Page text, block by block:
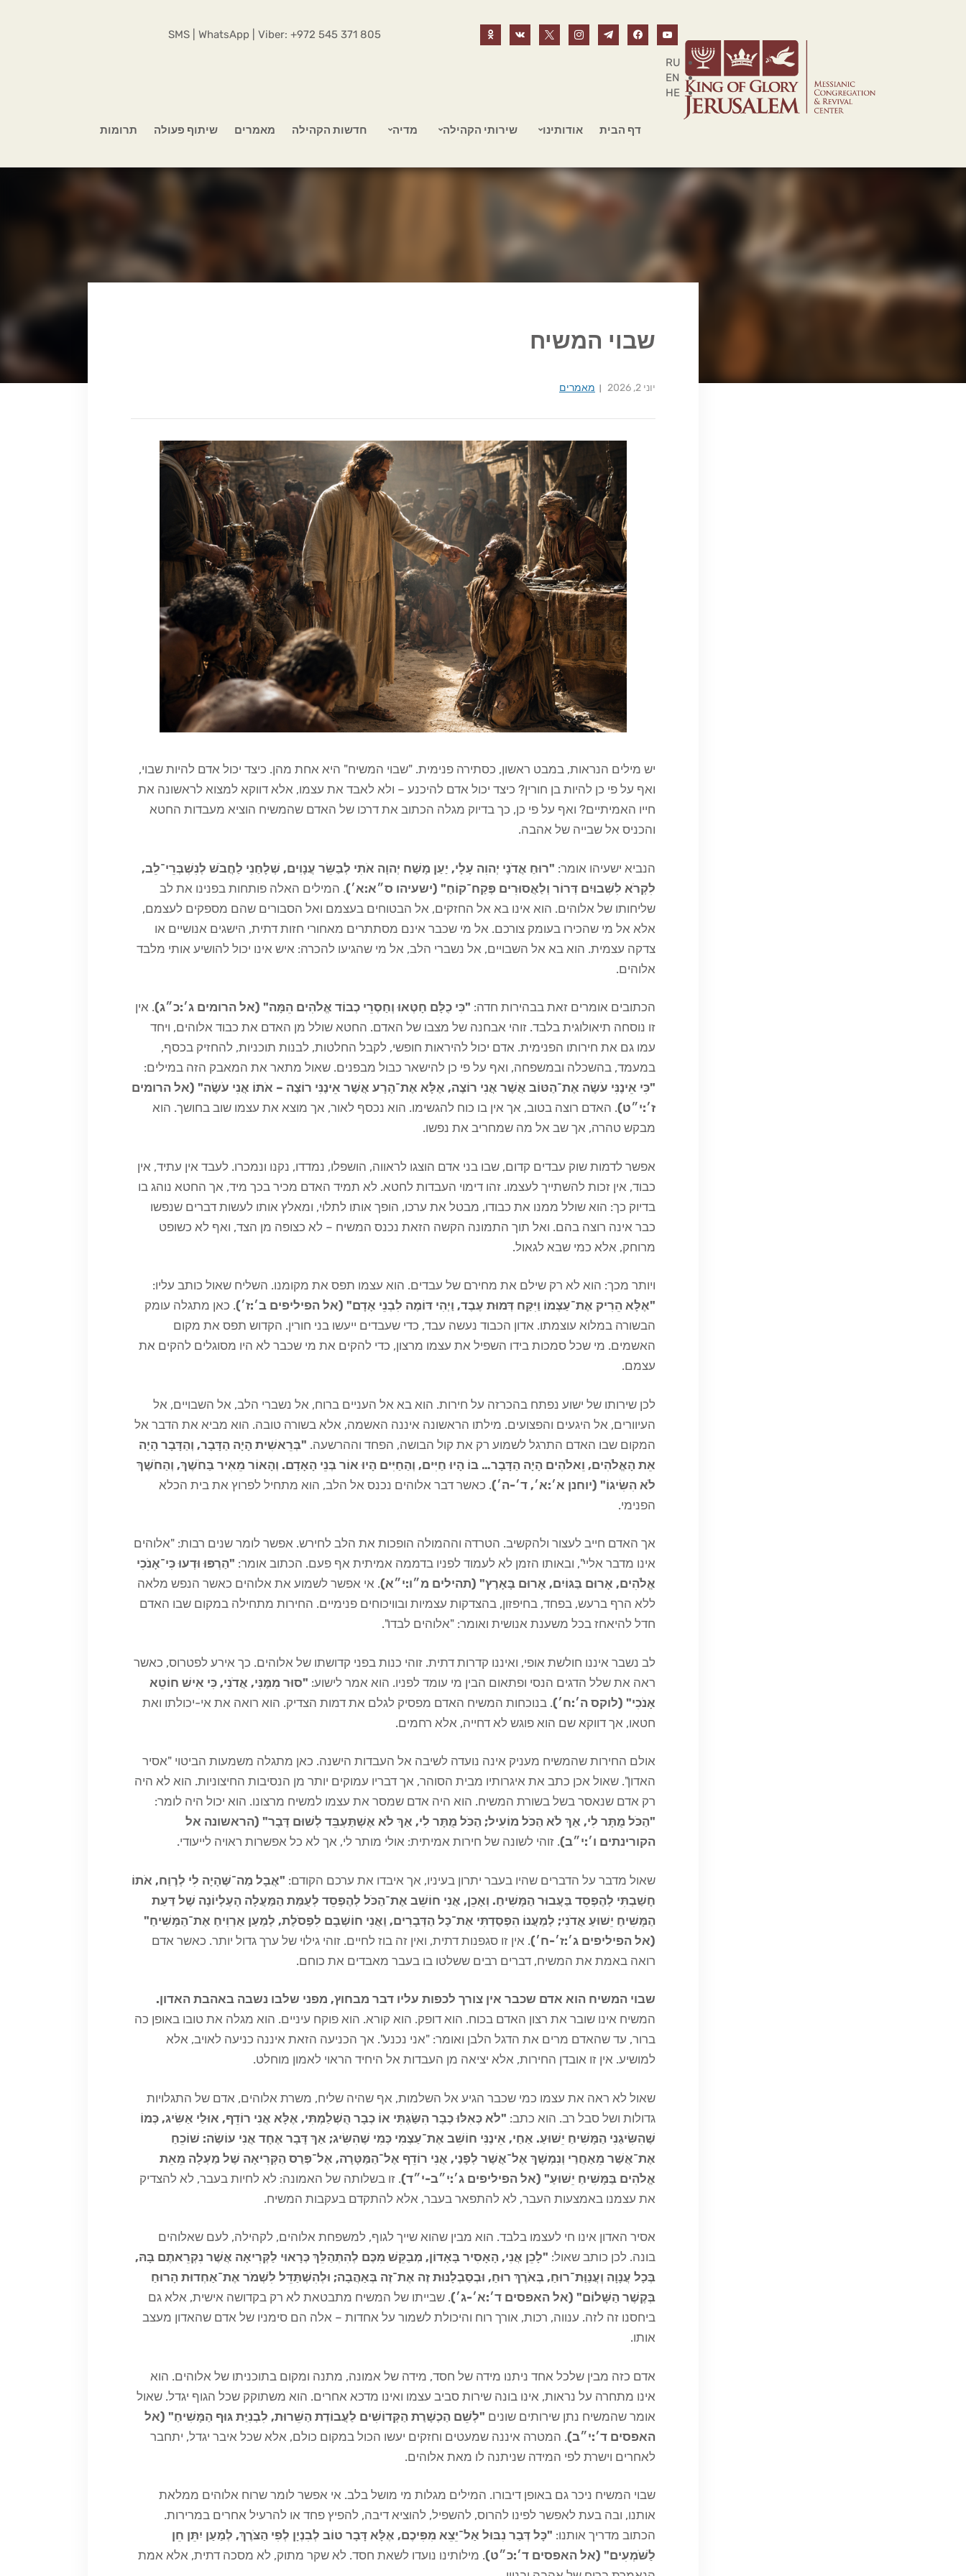
SMS | WhatsApp | Viber: +972 545 371 805
RU
EN
HE
דף הבית אודותינו שירותי הקהילה מדיה חדשות הקהילה מאמרים שיתוף פעולה תרומות
שבוי המשיח
יוני 2, 2026 מאמרים
יש מילים הנראות, במבט ראשון, כסתירה פנימית. "שבוי המשיח" היא אחת מהן. כיצד יכול אדם להיות שבוי,
ואף על פי כן להיות בן חורין? כיצד יכול אדם להיכנע – ולא לאבד את עצמו, אלא דווקא למצוא לראשונה את
חייו האמיתיים? ואף על פי כן, כך בדיוק מגלה הכתוב את דרכו של האדם שהמשיח הוציא מעבדות החטא
והכניס אל שבייה של אהבה.
הנביא ישעיהו אומר: "רוּחַ אֲדֹנָי יְהוִה עָלָי, יַעַן מָשַׁח יְהוָה אֹתִי לְבַשֵּׂר עֲנָוִים, שְׁלָחַנִי לַחֲבֹשׁ לְנִשְׁבְּרֵי־לֵב,
לִקְרֹא לִשְׁבוּיִם דְּרוֹר וְלַאֲסוּרִים פְּקַח־קוֹחַ" (ישעיהו ס״א:א׳). המילים האלה פותחות בפנינו את לב
שליחותו של אלוהים. הוא אינו בא אל החזקים, אל הבטוחים בעצמם ואל הסבורים שהם מספקים לעצמם,
אלא אל מי שהכירו בעומק צורכם. אל מי שכבר אינם מסתתרים מאחורי חזות דתית, הישגים אנושיים או
צדקה עצמית. הוא בא אל השבויים, אל נשברי הלב, אל מי שהגיעו להכרה: איש אינו יכול להושיע אותי מלבד
אלוהים.
הכתובים אומרים זאת בבהירות חדה: "כִּי כֻלָּם חָטְאוּ וְחַסְרֵי כְבוֹד אֱלֹהִים הֵמָּה" (אל הרומים ג׳:כ״ג). אין
זו נוסחה תיאולוגית בלבד. זוהי אבחנה של מצבו של האדם. החטא שולל מן האדם את כבוד אלוהים, ויחד
עמו גם את חירותו הפנימית. אדם יכול להיראות חופשי, לקבל החלטות, לבנות תוכניות, להחזיק בכסף,
במעמד, בהשכלה ובמשפחה, ואף על פי כן להישאר כבול מבפנים. שאול מתאר את המאבק הזה במילים:
"כִּי אֵינֶנִּי עֹשֶׂה אֶת־הַטּוֹב אֲשֶׁר אֲנִי רוֹצֶה, אֶלָּא אֶת־הָרָע אֲשֶׁר אֵינֶנִּי רוֹצֶה – אֹתוֹ אֲנִי עֹשֶׂה" (אל הרומים
ז׳:י״ט). האדם רוצה בטוב, אך אין בו כוח להגשימו. הוא נכסף לאור, אך מוצא את עצמו שוב בחושך. הוא
מבקש טהרה, אך שב אל מה שמחריב את נפשו.
אפשר לדמות שוק עבדים קדום, שבו בני אדם הוצגו לראווה, הושפלו, נמדדו, נקנו ונמכרו. לעבד אין עתיד, אין
כבוד, אין זכות להשתייך לעצמו. זהו דימוי העבדות לחטא. לא תמיד האדם מכיר בכך מיד, אך החטא נוהג בו
בדיוק כך: הוא שולל ממנו את כבודו, מבטל את ערכו, הופך אותו לתלוי, ומאלץ אותו לעשות דברים שנפשו
כבר אינה רוצה בהם. ואל תוך התמונה הקשה הזאת נכנס המשיח – לא כצופה מן הצד, ואף לא כשופט
מרוחק, אלא כמי שבא לגאול.
ויותר מכך: הוא לא רק שילם את מחירם של עבדים. הוא עצמו תפס את מקומנו. השליח שאול כותב עליו:
"אֶלָּא הֵרִיק אֶת־עַצְמוֹ וַיִּקַּח דְּמוּת עֶבֶד, וַיְהִי דּוֹמֶה לִבְנֵי אָדָם" (אל הפיליפים ב׳:ז׳). כאן מתגלה עומק
הבשורה במלוא עוצמתו. אדון הכבוד נעשה עבד, כדי שעבדים ייעשו בני חורין. הקדוש תפס את מקום
האשמים. מי שכל סמכות בידו השפיל את עצמו מרצון, כדי להקים את מי שכבר לא היו מסוגלים להקים את
עצמם.
לכן שירותו של ישוע נפתח בהכרזה על חירות. הוא בא אל העניים ברוח, אל נשברי הלב, אל השבויים, אל
העיוורים, אל היגעים והפצועים. מילתו הראשונה איננה האשמה, אלא בשורה טובה. הוא מביא את הדבר אל
המקום שבו האדם התרגל לשמוע רק את קול הבושה, הפחד וההרשעה. "בְּרֵאשִׁית הָיָה הַדָּבָר, וְהַדָּבָר הָיָה
אֵת הָאֱלֹהִים, וֵאלֹהִים הָיָה הַדָּבָר… בּוֹ הָיוּ חַיִּים, וְהַחַיִּים הָיוּ אוֹר בְּנֵי הָאָדָם. וְהָאוֹר מֵאִיר בַּחֹשֶׁךְ, וְהַחֹשֶׁךְ
לֹא הִשִּׂיגוֹ" (יוחנן א׳:א׳, ד׳-ה׳). כאשר דבר אלוהים נכנס אל הלב, הוא מתחיל לפרוץ את בית הכלא
הפנימי.
אך האדם חייב לעצור ולהקשיב. הטרדה וההמולה הופכות את הלב לחירש. אפשר לומר שנים רבות: "אלוהים
אינו מדבר אליי", ובאותו הזמן לא לעמוד לפניו בדממה אמיתית אף פעם. הכתוב אומר: "הַרְפּוּ וּדְעוּ כִּי־אָנֹכִי
אֱלֹהִים, אָרוּם בַּגּוֹיִם, אָרוּם בָּאָרֶץ" (תהילים מ״ו:י״א). אי אפשר לשמוע את אלוהים כאשר הנפש מלאה
ללא הרף ברעש, בפחד, בחיפזון, בהצדקות עצמיות ובוויכוחים פנימיים. החירות מתחילה במקום שבו האדם
חדל להיאחז בכל משענת אנושית ואומר: "אלוהים לבדו".
לב נשבר איננו חולשת אופי, ואיננו קדרות דתית. זוהי כנות בפני קדושתו של אלוהים. כך אירע לפטרוס, כאשר
ראה את שלל הדגים הנסי ופתאום הבין מי עומד לפניו. הוא אמר לישוע: "סוּר מִמֶּנִּי, אֲדֹנִי, כִּי אִישׁ חוֹטֵא
אָנֹכִי" (לוקס ה׳:ח׳). בנוכחות המשיח האדם מפסיק לגלם את דמות הצדיק. הוא רואה את אי-יכולתו ואת
חטאו, אך דווקא שם הוא פוגש לא דחייה, אלא רחמים.
אולם החירות שהמשיח מעניק אינה נועדה לשיבה אל העבדות הישנה. כאן מתגלה משמעות הביטוי "אסיר
האדון". שאול אכן כתב את איגרותיו מבית הסוהר, אך דבריו עמוקים יותר מן הנסיבות החיצוניות. הוא לא היה
רק אדם שנאסר בשל בשורת המשיח. הוא היה אדם שמסר את עצמו למשיח מרצונו. הוא יכול היה לומר:
"הַכֹּל מֻתָּר לִי, אַךְ לֹא הַכֹּל מוֹעִיל; הַכֹּל מֻתָּר לִי, אַךְ לֹא אֶשְׁתַּעְבֵּד לְשׁוּם דָּבָר" (הראשונה אל
הקורינתים ו׳:י״ב). זוהי לשונה של חירות אמיתית: אולי מותר לי, אך לא כל אפשרות ראויה לייעודי.
שאול מדבר על הדברים שהיו בעבר יתרון בעיניו, אך איבדו את ערכם הקודם: "אֲבָל מַה־שֶּׁהָיָה לִי לְרֶוַח, אֹתוֹ
חָשַׁבְתִּי לְהֶפְסֵד בַּעֲבוּר הַמָּשִׁיחַ. וְאָכֵן, אֲנִי חוֹשֵׁב אֶת־הַכֹּל לְהֶפְסֵד לְעֻמַּת הַמַּעֲלָה הָעֶלְיוֹנָה שֶׁל דַּעַת
הַמָּשִׁיחַ יֵשׁוּעַ אֲדֹנִי; לְמַעֲנוֹ הִפְסַדְתִּי אֶת־כָּל הַדְּבָרִים, וַאֲנִי חוֹשְׁבָם לִפְסֹלֶת, לְמַעַן אַרְוִיחַ אֶת־הַמָּשִׁיחַ"
(אל הפיליפים ג׳:ז׳-ח׳). אין זו סגפנות דתית, ואין זה בוז לחיים. זוהי גילוי של ערך גדול יותר. כאשר אדם
רואה באמת את המשיח, דברים רבים ששלטו בו בעבר מאבדים את כוחם.
שבוי המשיח הוא אדם שכבר אין צורך לכפות עליו דבר מבחוץ, מפני שלבו נשבה באהבת האדון.
המשיח אינו שובר את רצון האדם בכוח. הוא דופק. הוא קורא. הוא פוקח עיניים. הוא מגלה את טובו באופן כה
ברור, עד שהאדם מרים את הדגל הלבן ואומר: "אני נכנע". אך הכניעה הזאת איננה כניעה לאויב, אלא
למושיע. אין זו אובדן החירות, אלא יציאה מן העבדות אל היחיד הראוי לאמון מוחלט.
שאול לא ראה את עצמו כמי שכבר הגיע אל השלמות, אף שהיה שליח, משרת אלוהים, אדם של התגלויות
גדולות ושל סבל רב. הוא כתב: "לֹא כְּאִלּוּ כְבָר הִשַּׂגְתִּי אוֹ כְבָר הֻשְׁלַמְתִּי, אֶלָּא אֲנִי רוֹדֵף, אוּלַי אַשִּׂיג, כְּמוֹ
שֶׁהִשִּׂיגַנִי הַמָּשִׁיחַ יֵשׁוּעַ. אַחַי, אֵינֶנִּי חוֹשֵׁב אֶת־עַצְמִי כְּמִי שֶׁהִשִּׂיג; אַךְ דָּבָר אֶחָד אֲנִי עוֹשֶׂה: שׁוֹכֵחַ
אֶת־אֲשֶׁר מֵאַחֲרַי וְנִמְשָׁךְ אֶל־אֲשֶׁר לְפָנַי, אֲנִי רוֹדֵף אֶל־הַמַּטָּרָה, אֶל־פְּרַס הַקְּרִיאָה שֶׁל מַעְלָה מֵאֵת
אֱלֹהִים בַּמָּשִׁיחַ יֵשׁוּעַ" (אל הפיליפים ג׳:י״ב-י״ד). זו בשלותה של האמונה: לא לחיות בעבר, לא להצדיק
את עצמנו באמצעות העבר, לא להתפאר בעבר, אלא להתקדם בעקבות המשיח.
אסיר האדון אינו חי לעצמו בלבד. הוא מבין שהוא שייך לגוף, למשפחת אלוהים, לקהילה, לעם שאלוהים
בונה. לכן כותב שאול: "לָכֵן אֲנִי, הָאָסִיר בָּאָדוֹן, מְבַקֵּשׁ מִכֶּם לְהִתְהַלֵּךְ כְּרָאוּי לַקְּרִיאָה אֲשֶׁר נִקְרֵאתֶם בָּהּ,
בְּכָל עֲנָוָה וְעֲנַוַּת־רוּחַ, בְּאֹרֶךְ רוּחַ, וּבְסַבְלָנוּת זֶה אֶת־זֶה בְּאַהֲבָה; וּלְהִשְׁתַּדֵּל לִשְׁמֹר אֶת־אַחְדוּת הָרוּחַ
בְּקֶשֶׁר הַשָּׁלוֹם" (אל האפסים ד׳:א׳-ג׳). שבייתו של המשיח מתבטאת לא רק בקדושה אישית, אלא גם
ביחסנו זה לזה. ענווה, רכות, אורך רוח והיכולת לשמור על אחדות – אלה הם סימניו של אדם שהאדון מעצב
אותו.
אדם כזה מבין שלכל אחד ניתנו מידה של חסד, מידה של אמונה, מתנה ומקום בתוכניתו של אלוהים. הוא
אינו מתחרה על נראות, אינו בונה שירות סביב עצמו ואינו מדכא אחרים. הוא משתוקק שכל הגוף יגדל. שאול
אומר שהמשיח נתן שירותים שונים "לְשֵׁם הַכְשָׁרַת הַקְּדוֹשִׁים לַעֲבוֹדַת הַשֵּׁרוּת, לִבְנִיַּת גּוּף הַמָּשִׁיחַ" (אל
האפסים ד׳:י״ב). המטרה איננה שמעטים וחזקים יעשו הכול במקום כולם, אלא שכל איבר יגדל, יתחבר
לאחרים וישרת לפי המידה שניתנה לו מאת אלוהים.
שבוי המשיח ניכר גם באופן דיבורו. המילים מגלות מי מושל בלב. אי אפשר לומר שרוח אלוהים ממלאת
אותנו, ובה בעת לאפשר לפינו להרוס, להשפיל, להוציא דיבה, להפיץ פחד או להרעיל אחרים במרירות.
הכתוב מדריך אותנו: "כָּל דְּבַר נִבּוּל אַל־יֵצֵא מִפִּיכֶם, אֶלָּא דָּבָר טוֹב לְבִנְיָן לְפִי הַצֹּרֶךְ, לְמַעַן יִתֵּן חֵן
לַשֹּׁמְעִים" (אל האפסים ד׳:כ״ט). מילותינו נועדו לשאת חסד. לא שקר מתוק, לא מסכה דתית, אלא אמת